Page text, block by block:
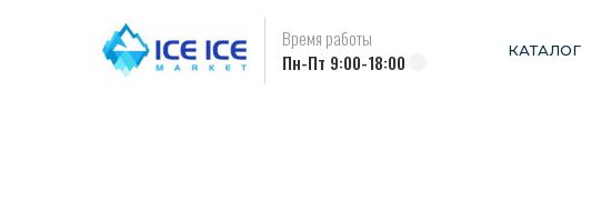
КАТАЛОГ
Пн-Пт 9:00-18:00
Время работы